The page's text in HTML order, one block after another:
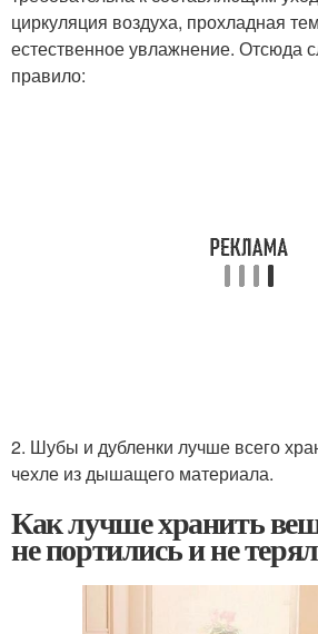
циркуляция воздуха, прохладная
естественное увлажнение. Отсюда
правило:
2. Шубы и дубленки лучше всего
чехле из дышащего материала.
Как лучше хранить
не портились и не